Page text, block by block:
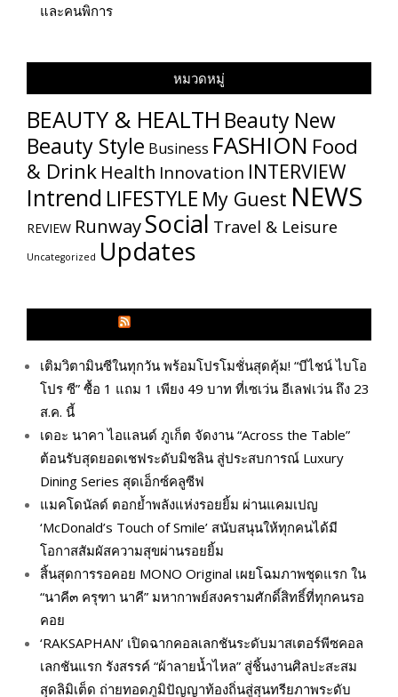
และคนพิการ
หมวดหมู่
BEAUTY & HEALTH Beauty New
Beauty Style Business FASHION Food
& Drink Health Innovation INTERVIEW
Intrend LIFESTYLE My​ Guest NEWS
REVIEW RunwaySocial Travel & Leisure
Uncategorized Updates
เติมวิตามินซีในทุกวัน พร้อมโปรโมชั่นสุดคุ้ม! “บีไชน์ ไบโอ
โปร ซี” ซื้อ 1 แถม 1 เพียง 49 บาท ที่เซเว่น อีเลฟเว่น ถึง 23
ส.ค. นี้
เดอะ นาคา ไอแลนด์ ภูเก็ต จัดงาน “Across the Table”
ต้อนรับสุดยอดเชฟระดับมิชลิน สู่ประสบการณ์ Luxury
Dining Series สุดเอ็กซ์คลูซีฟ
แมคโดนัลด์ ตอกย้ำพลังแห่งรอยยิ้ม ผ่านแคมเปญ
‘McDonald’s Touch of Smile’ สนับสนุนให้ทุกคนได้มี
โอกาสสัมผัสความสุขผ่านรอยยิ้ม
สิ้นสุดการรอคอย MONO Original เผยโฉมภาพชุดแรก ใน
“นาคี๓ ครุฑา นาคี” มหากาพย์สงครามศักดิ์สิทธิ์ที่ทุกคนรอ
คอย
‘RAKSAPHAN’ เปิดฉากคอลเลกชันระดับมาสเตอร์พีซคอล
เลกชันแรก รังสรรค์ “ผ้าลายน้ำไหล” สู่ชิ้นงานศิลปะสะสม
สุดลิมิเต็ด ถ่ายทอดภูมิปัญญาท้องถิ่นสู่สุนทรียภาพระดับ